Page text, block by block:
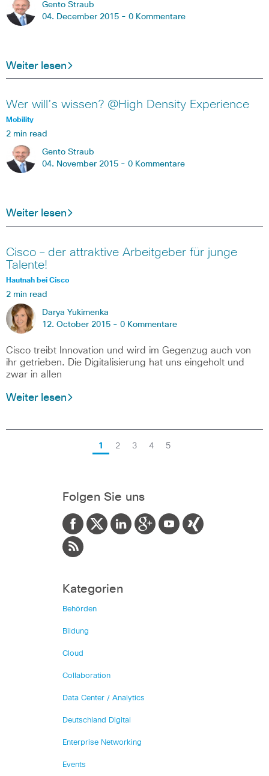
Gento Straub
04. December 2015 - 0 Kommentare
Weiter lesen
Wer will’s wissen? @High Density Experience
Mobility
2 min read
Gento Straub
04. November 2015 - 0 Kommentare
Weiter lesen
Cisco – der attraktive Arbeitgeber für junge
Talente!
Hautnah bei Cisco
2 min read
Darya Yukimenka
12. October 2015 - 0 Kommentare
Cisco treibt Innovation und wird im Gegenzug auch von
ihr getrieben. Die Digitalisierung hat uns eingeholt und
zwar in allen
Weiter lesen
1 2 3 4 5
Folgen Sie uns
Kategorien
Behörden
Bildung
Cloud
Collaboration
Data Center / Analytics
Deutschland Digital
Enterprise Networking
Events